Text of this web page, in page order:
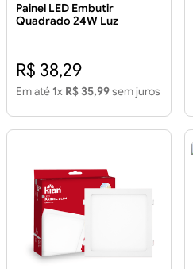
Painel LED Embutir
Quadrado 24W Luz
R$ 38,29
Em até 1x R$ 35,99sem juros